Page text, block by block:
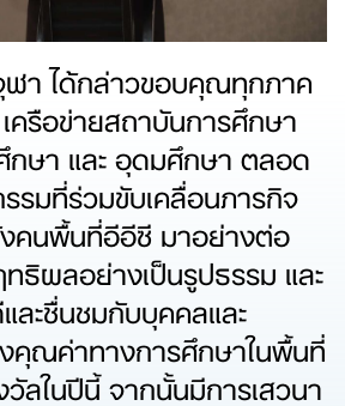
ฬา ได้กล่าวขอบคุณทุกภาค
ครือข่ายสถาบันการศึกษา
กษา และ อุดมศึกษา ตลอด
รมที่ร่วมขับเคลื่อนภารกิจ
นพื้นที่อีอีซี มาอย่างต่อ
ธิผลอย่างเป็นรูปธรรม และ
ะชื่นชมกับบุคคลและ
คุณค่าทางการศึกษาในพื้นที่
ลในปีนี้ จากนั้นมีการเสวนา